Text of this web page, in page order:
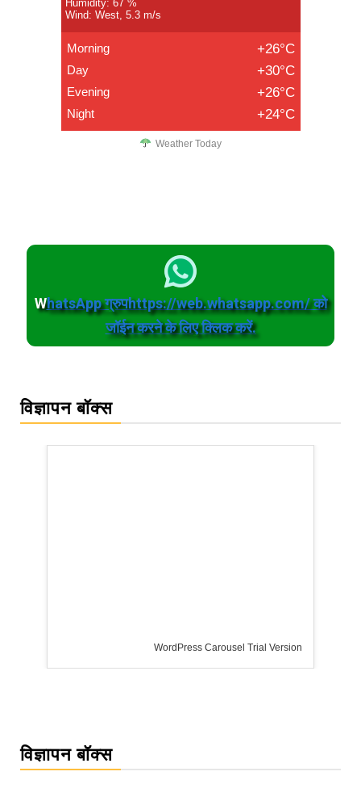
Humidity: 67 %
Wind: West, 5.3 m/s
Morning +26°C
Day +30°C
Evening +26°C
Night +24°C
Weather Today
WhatsApp ग्रुपhttps://web.whatsapp.com/ को
जॉईन करने के लिए क्लिक करें.
विज्ञापन बॉक्स
WordPress Carousel Trial Version
विज्ञापन बॉक्स